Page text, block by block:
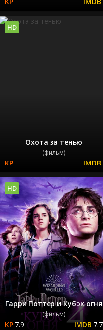
Охота за тенью
(фильм)
HD
Гарри Поттер и Кубок огня
(фильм)
7.9 7.7
HD